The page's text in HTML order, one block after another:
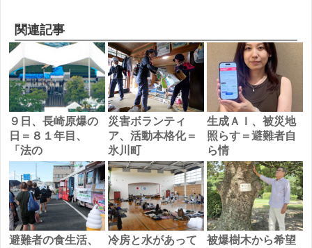
関連記事
９日、長崎原爆の
日＝８１年目、
「法の
災害ボランティ
ア、活動本格化＝
氷川町
生成ＡＩ、被災地
照らす＝避難者自
ら情
避難者の食生活、
冷房と水があって
被爆樹木から希望